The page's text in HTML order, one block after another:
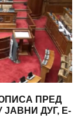
ПРЕД
ДУГ, Е-